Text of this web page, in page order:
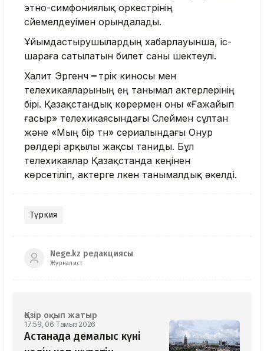
этно-симфониялық оркестрінің
сүйемелдеуімен орындалады.
Ұйымдастырушылардың хабарлауынша, іс-
шараға сатылатын билет саны шектеулі.
Халит Эргенч – түрік киносы мен
телехикаяларының ең танымал актерлерінің
бірі. Қазақстандық көрермен оны «Ғажайып
ғасыр» телехикаясындағы Сүлеймен сұлтан
және «Мың бір түн» сериалындағы Онур
рөлдері арқылы жақсы таниды. Бұл
телехикаялар Қазақстанда кеңінен
көрсетіліп, актерге үлкен танымалдық әкелді.
Түркия
Nege.kz редакциясы
Журналист
Қазір оқып жатыр
17:59, 06 Тамыз 2026
Астанада демалыс күні